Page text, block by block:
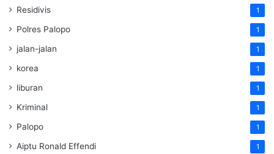
Residivis 1
Polres Palopo 1
jalan-jalan 1
korea 1
liburan 1
Kriminal 1
Palopo 1
Aiptu Ronald Effendi 1